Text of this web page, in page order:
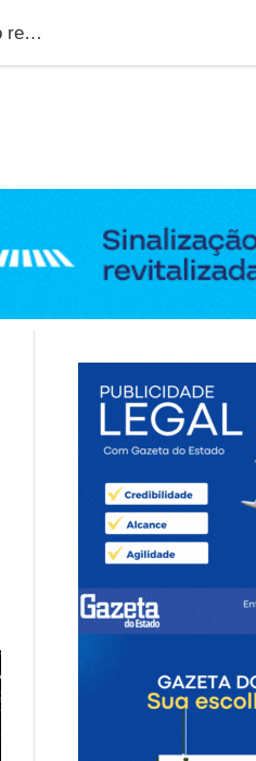
Estiagem faz cair folhas em massa, e Comurg reforça varrição em Goiânia; cruzamento rende mais de 10 sacos em um dia